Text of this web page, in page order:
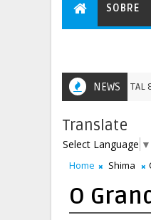
SOBRE
NEWS
PORTAL 8:8 - O
Translate
Select Language ▼
Home Shima
O